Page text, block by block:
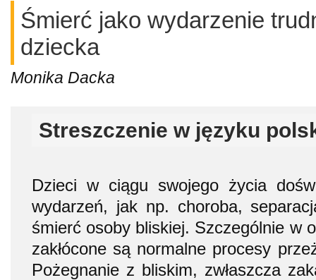
Śmierć jako wydarzenie
dziecka
Monika Dacka
Streszczenie w języku
Dzieci w ciągu swojego życia
wydarzeń, jak np. choroba,
śmierć osoby bliskiej. Szczególnie w
zakłócone są normalne procesy
Pożegnanie z bliskim, zwłaszcza